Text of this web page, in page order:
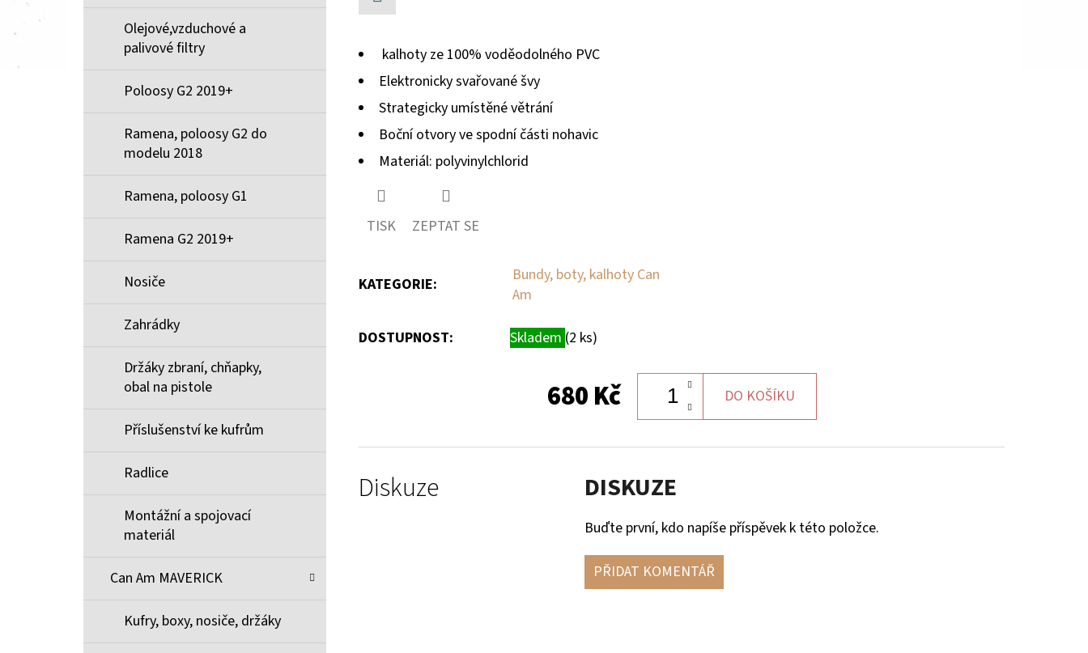
Olejové,vzduchové a
palivové filtry
Poloosy G2 2019+
Ramena, poloosy G2 do
modelu 2018
Ramena, poloosy G1
Ramena G2 2019+
Nosiče
Zahrádky
Držáky zbraní, chňapky,
obal na pistole
Příslušenství ke kufrům
Radlice
Montážní a spojovací
materiál
Can Am MAVERICK
Kufry, boxy, nosiče, držáky
kalhoty ze 100% voděodolného PVC
Elektronicky svařované švy
Strategicky umístěné větrání
Boční otvory ve spodní části nohavic
Materiál: polyvinylchlorid
TISK ZEPTAT SE
KATEGORIE:
Bundy, boty, kalhoty Can
Am
DOSTUPNOST: Skladem (2 ks)
680 Kč DO KOŠÍKU
Diskuze DISKUZE
Buďte první, kdo napíše příspěvek k této položce.
PŘIDAT KOMENTÁŘ